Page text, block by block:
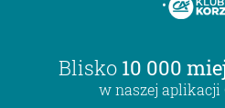
Blisko 10 000
w naszej aplikacji